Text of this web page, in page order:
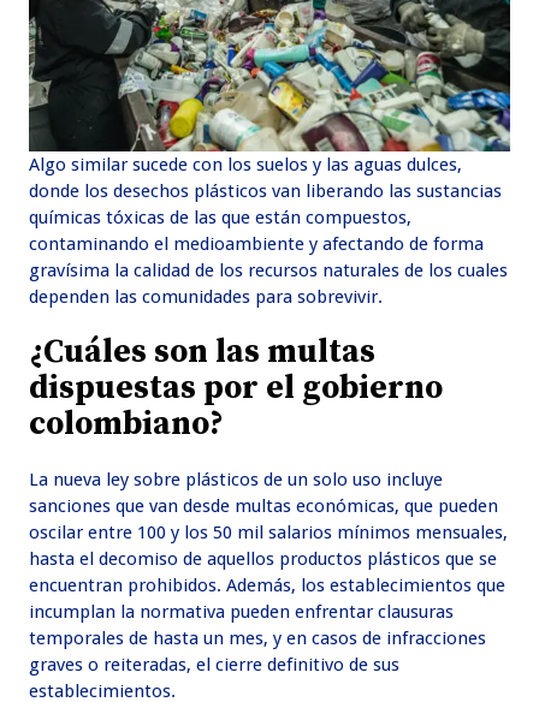
Algo similar sucede con los suelos y las aguas dulces,
donde los desechos plásticos van liberando las sustancias
químicas tóxicas de las que están compuestos,
contaminando el medioambiente y afectando de forma
gravísima la calidad de los recursos naturales de los cuales
dependen las comunidades para sobrevivir.
¿Cuáles son las multas
dispuestas por el gobierno
colombiano?
La nueva ley sobre plásticos de un solo uso incluye
sanciones que van desde multas económicas, que pueden
oscilar entre 100 y los 50 mil salarios mínimos mensuales,
hasta el decomiso de aquellos productos plásticos que se
encuentran prohibidos. Además, los establecimientos que
incumplan la normativa pueden enfrentar clausuras
temporales de hasta un mes, y en casos de infracciones
graves o reiteradas, el cierre definitivo de sus
establecimientos.